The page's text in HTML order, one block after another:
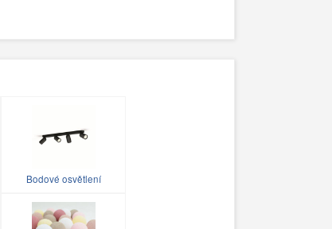
Bodové osvětlení